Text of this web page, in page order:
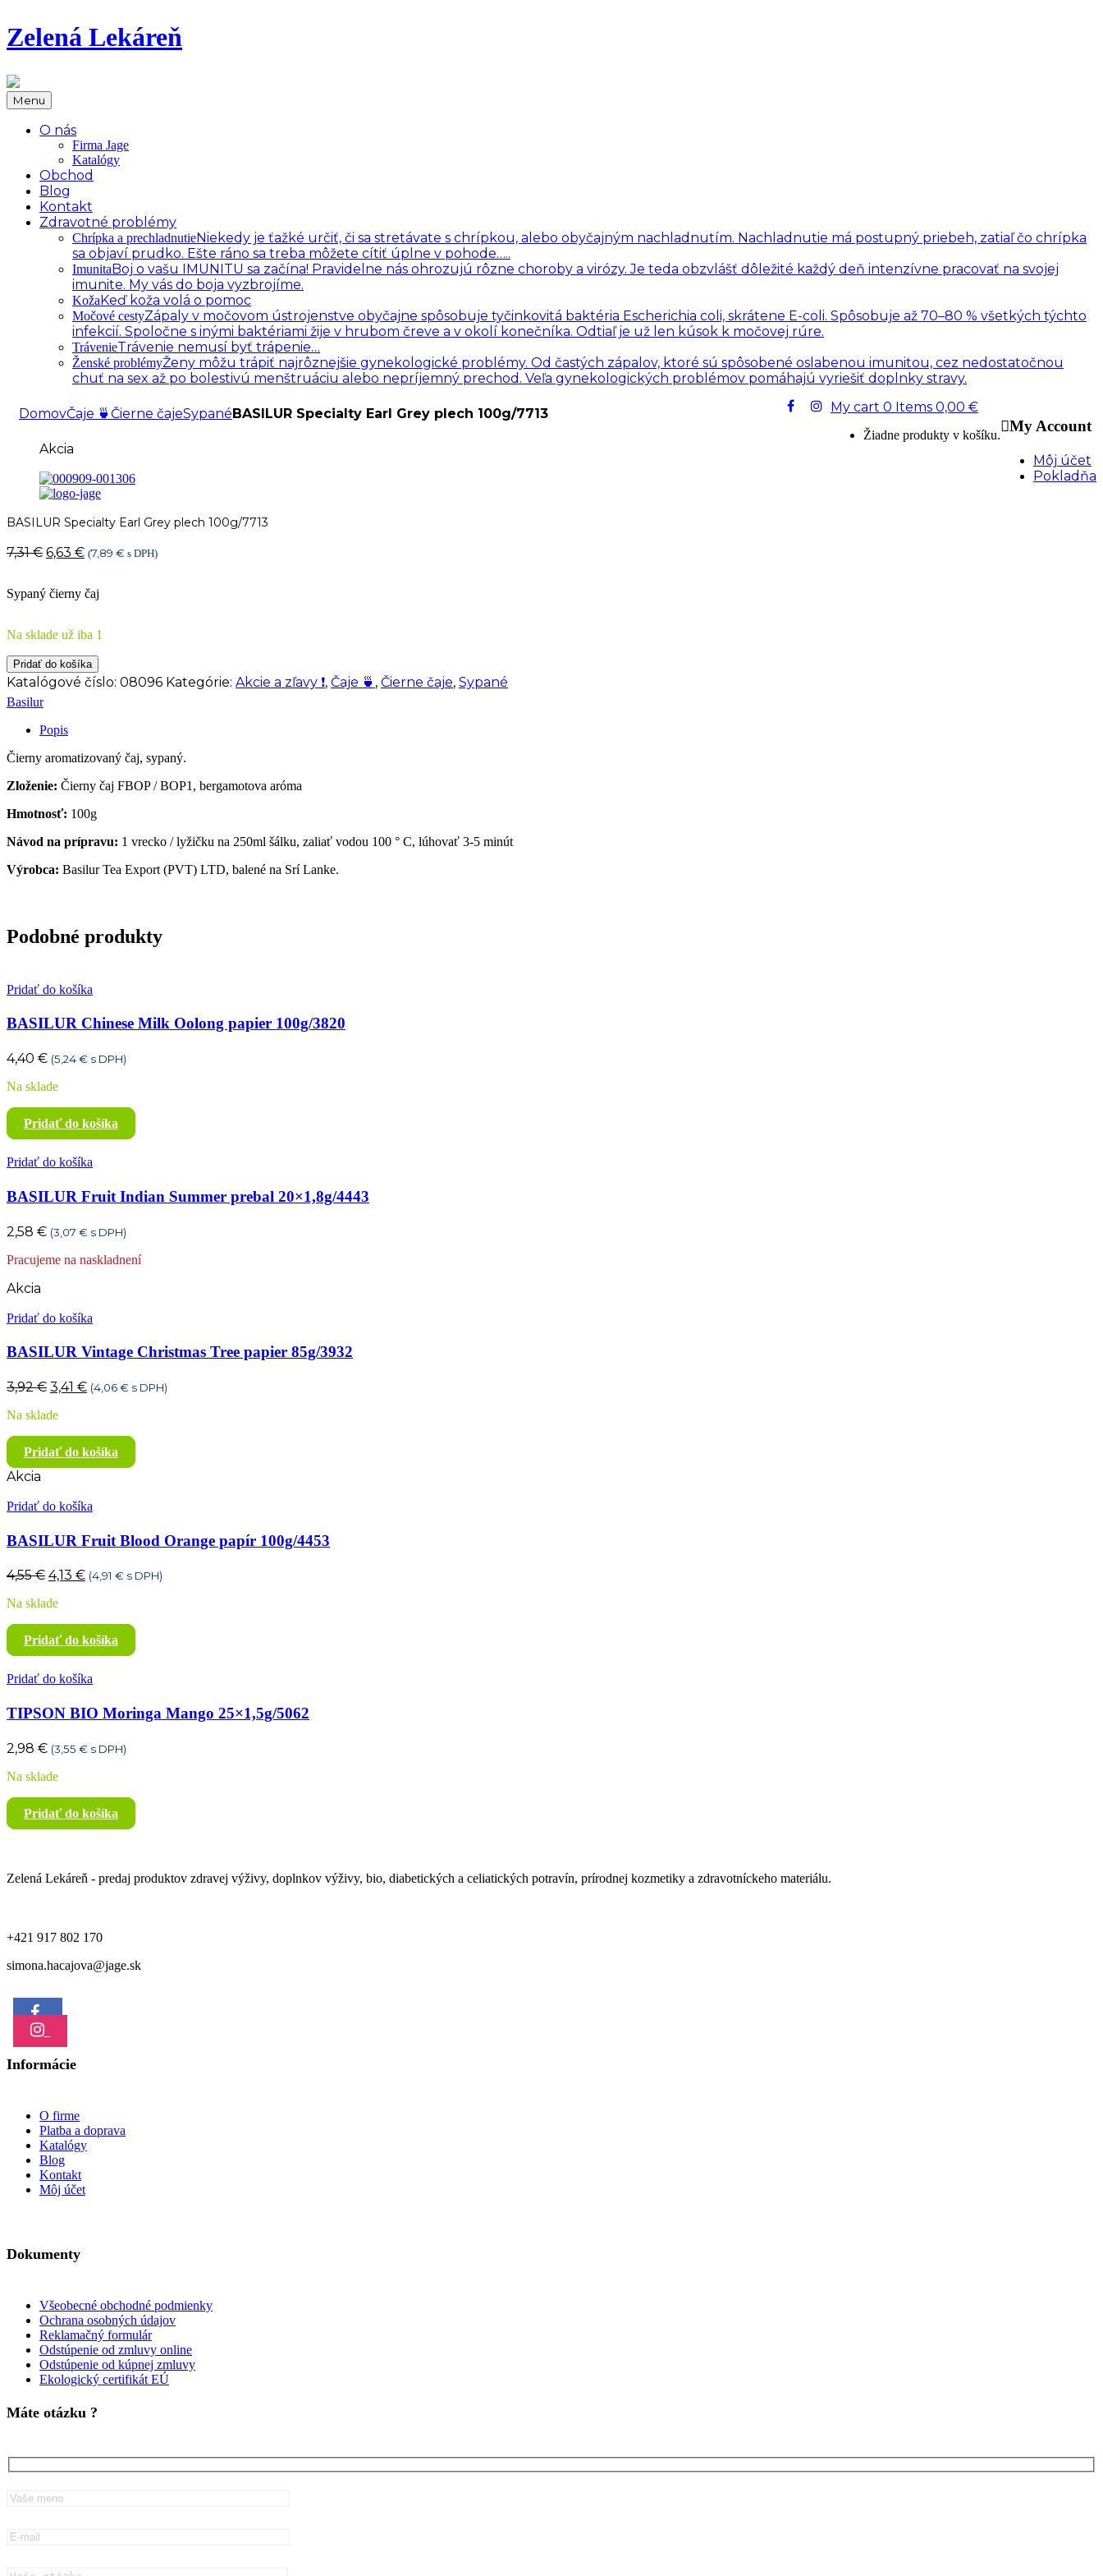
Zelená Lekáreň
Menu
O nás
Firma Jage
Katalógy
Obchod
Blog
Kontakt
Zdravotné problémy
Chrípka a prechladnutieNiekedy je ťažké určiť, či sa stretávate s chrípkou, alebo obyčajným nachladnutím. Nachladnutie má postupný priebeh, zatiaľ čo chrípka
sa objaví prudko. Ešte ráno sa treba môžete cítiť úplne v pohode…..
ImunitaBoj o vašu IMUNITU sa začína! Pravidelne nás ohrozujú rôzne choroby a virózy. Je teda obzvlášť dôležité každý deň intenzívne pracovať na svojej
imunite. My vás do boja vyzbrojíme.
KožaKeď koža volá o pomoc
Močové cestyZápaly v močovom ústrojenstve obyčajne spôsobuje tyčinkovitá baktéria Escherichia coli, skrátene E-coli. Spôsobuje až 70–80 % všetkých týchto
infekcií. Spoločne s inými baktériami žije v hrubom čreve a v okolí konečníka. Odtiaľ je už len kúsok k močovej rúre.
TrávenieTrávenie nemusí byť trápenie…
Ženské problémyŽeny môžu trápiť najrôznejšie gynekologické problémy. Od častých zápalov, ktoré sú spôsobené oslabenou imunitou, cez nedostatočnou
chuť na sex až po bolestivú menštruáciu alebo nepríjemný prechod. Veľa gynekologických problémov pomáhajú vyriešiť doplnky stravy.
My Account
Môj účet
Pokladňa
My cart 0 Items 0,00 €
Žiadne produkty v košíku.
DomovČaje 🍵 Čierne čajeSypanéBASILUR Specialty Earl Grey plech 100g/7713
Akcia
BASILUR Specialty Earl Grey plech 100g/7713
7,31€ Pôvodná
7,31 €.
6,63 €Aktuálna
6,63 €.
(7,89 € s DPH)
Sypaný čierny čaj
Na sklade už iba 1
množstvo
BASILUR
Specialty
Earl
plech
100g/7713
Pridať do košíka
Katalógové číslo: 08096 Kategórie: Akcie a zľavy ❗, Čaje 🍵 , Čierne čaje, Sypané
Basilur
Popis
Čierny aromatizovaný čaj, sypaný.
Zloženie: Čierny čaj FBOP / BOP1, bergamotova aróma
Hmotnosť: 100g
Návod na prípravu: 1 vrecko / lyžičku na 250ml šálku, zaliať vodou 100 ° C, lúhovať 3-5 minút
Výrobca: Basilur Tea Export (PVT) LTD, balené na Srí Lanke.
Podobné produkty
Pridať do košíka
BASILUR Chinese Milk Oolong papier 100g/3820
4,40 € (5,24€ s DPH)
Na sklade
Pridať do košíka
Pridať do košíka
BASILUR Fruit Indian Summer prebal 20×1,8g/4443
2,58 € (3,07 € s DPH)
Pracujeme na naskladnení
Akcia
Pridať do košíka
BASILUR Vintage Christmas Tree papier 85g/3932
3,92€ Pôvodná
bola:
3,92 €.
3,41 €Aktuálna
3,41 €.
(4,06€ s DPH)
Na sklade
Pridať do košíka
Akcia
Pridať do košíka
BASILUR Fruit Blood Orange papír 100g/4453
4,55€ Pôvodná
bola:
4,55 €.
4,13 €Aktuálna
4,13 €.
(4,91 € s DPH)
Na sklade
Pridať do košíka
Pridať do košíka
TIPSON BIO Moringa Mango 25×1,5g/5062
2,98 € (3,55 € s DPH)
Na sklade
Pridať do košíka
Zelená Lekáreň - predaj produktov zdravej výživy, doplnkov výživy, bio, diabetických a celiatických potravín, prírodnej kozmetiky a zdravotníckeho materiálu.
+421 917 802 170
simona.hacajova@jage.sk
Informácie
O firme
Platba a doprava
Katalógy
Blog
Kontakt
Môj účet
Dokumenty
Všeobecné obchodné podmienky
Ochrana osobných údajov
Reklamačný formulár
Odstúpenie od zmluvy online
Odstúpenie od kúpnej zmluvy
Ekologický certifikát EÚ
Máte otázku ?